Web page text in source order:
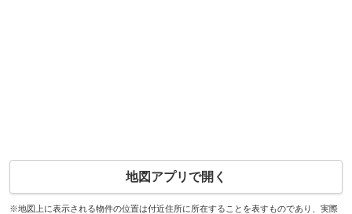
地図アプリで開く
※地図上に表示される物件の位置は付近住所に所在することを表すものであり、実際